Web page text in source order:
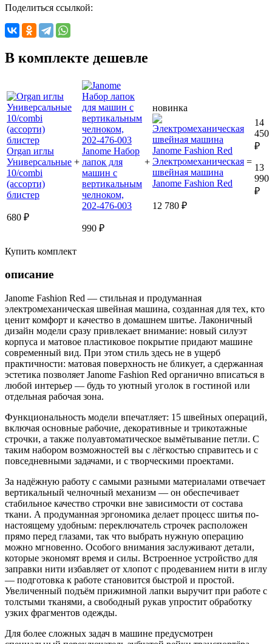
Поделиться ссылкой:
В комплекте дешевле
Organ иглы
Универсальные
10/combi
(ассорти)
блистер
680 ₽
+
Janome Набор
лапок для
машин с
вертикальным
челноком,
202-476-003
990 ₽
+
новинка
Электромеханическая
швейная машина
Janome Fashion Red
12 780 ₽
=
14
450
₽
13
990
₽
Купить комплект
описание
Janome Fashion Red — стильная и продуманная
электромеханическая швейная машина, созданная для тех, кто
ценит комфорт и качество в домашнем шитье. Лаконичный
дизайн модели сразу привлекает внимание: новый силуэт
корпуса и матовое пластиковое покрытие придают машине
современный вид. При этом стиль здесь не в ущерб
практичности: матовая поверхность не бликует, а сдержанная
эстетика позволяет Janome Fashion Red органично вписаться в
любой интерьер — будь то уютный уголок в гостиной или
отдельная рабочая зона.
Функциональность модели впечатляет: 15 швейных операций,
включая основные рабочие, декоративные и трикотажные
строчки, а также полуавтоматическое вымётывание петли. С
таким набором возможностей вы с лёгкостью справитесь и с
повседневными задачами, и с творческими проектами.
За надёжную работу с самыми разными материалами отвечает
вертикальный челночный механизм — он обеспечивает
стабильное качество строчки вне зависимости от состава
ткани. А продуманная эргономика делает процесс шитья по-
настоящему удобным: переключатель строчек расположен
прямо перед глазами, так что выбрать нужную операцию
можно мгновенно. Особого внимания заслуживают детали,
которые экономят время и силы. Встроенное устройство для
заправки нити избавляет от хлопот с продеванием нити в иглу
— подготовка к работе становится быстрой и простой.
Увеличенный подъём прижимной лапки выручит при работе с
толстыми тканями, а свободный рукав упростит обработку
узких фрагментов одежды.
Для более сложных задач в машине предусмотрен